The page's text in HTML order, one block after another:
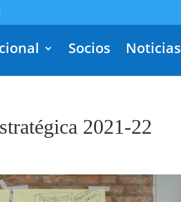
Socios Noticias
2021-22